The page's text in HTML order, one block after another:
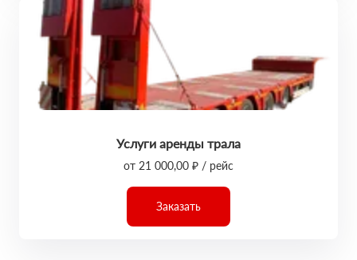
Услуги аренды трала
от 21 000,00 ₽ / рейс
Заказать